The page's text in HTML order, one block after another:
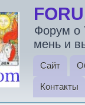
Форум о
мень и
Сайт
Контакты